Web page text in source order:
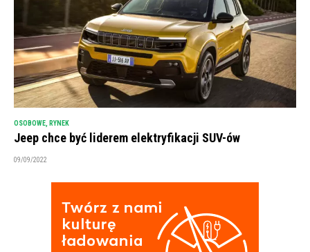
OSOBOWE RYNEK
Jeep chce być liderem elektryfikacji SUV-ów
09/09/2022